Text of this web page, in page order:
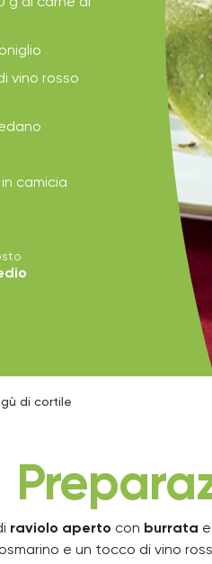
vino rosso
camicia
di cortile
raviolo aperto con burrata e
e un tocco di vino